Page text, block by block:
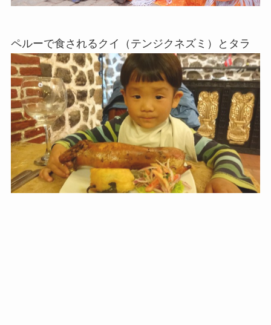
ペルーで食されるクイ（テンジクネズミ）とタラ